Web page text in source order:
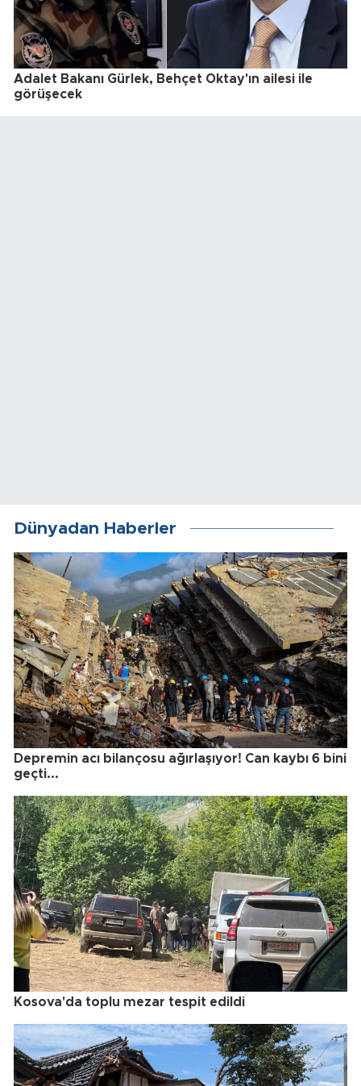
Adalet Bakanı Gürlek, Behçet Oktay'ın ailesi ile
görüşecek
Dünyadan Haberler
Depremin acı bilançosu ağırlaşıyor! Can kaybı 6 bini
geçti...
Kosova'da toplu mezar tespit edildi